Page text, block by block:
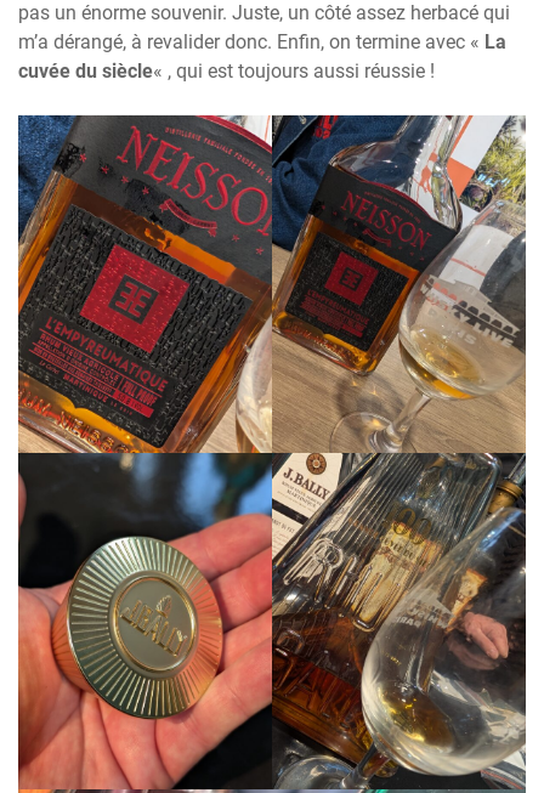
pas un énorme souvenir. Juste, un côté assez herbacé qui
m’a dérangé, à revalider donc. Enfin, on termine avec « La
cuvée du siècle« , qui est toujours aussi réussie !